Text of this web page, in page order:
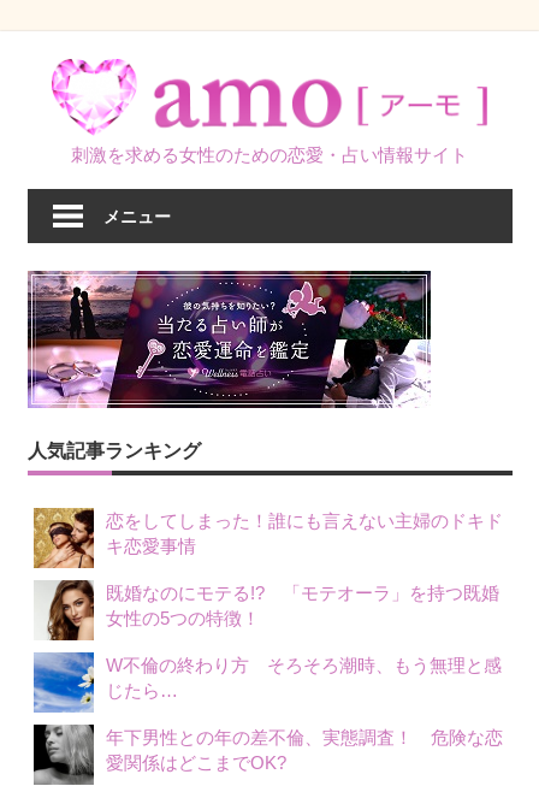
刺激を求める女性のための恋愛・占い情報サイト
メニュー
人気記事ランキング
恋をしてしまった！誰にも言えない主婦のドキド
キ恋愛事情
既婚なのにモテる!? 「モテオーラ」を持つ既婚
女性の5つの特徴！
W不倫の終わり方 そろそろ潮時、もう無理と感
じたら…
年下男性との年の差不倫、実態調査！ 危険な恋
愛関係はどこまでOK?